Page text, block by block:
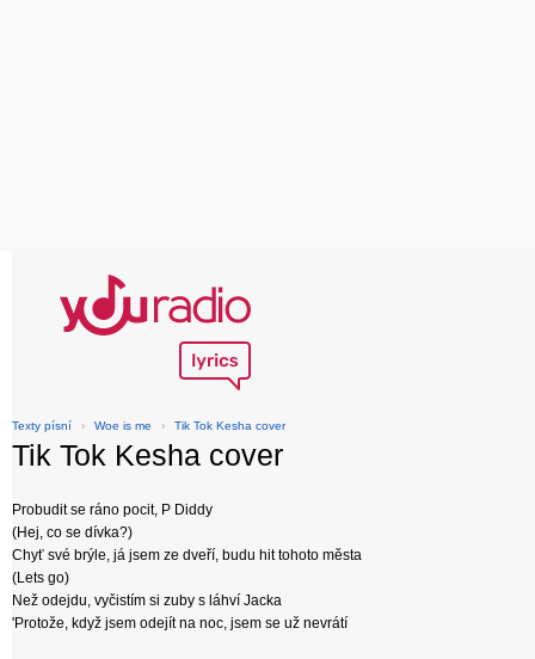
Texty písní › Woe is me › Tik Tok Kesha cover
Tik Tok Kesha cover
Probudit se ráno pocit, P Diddy
(Hej, co se dívka?)
Chyť své brýle, já jsem ze dveří, budu hit tohoto města
(Lets go)
Než odejdu, vyčistím si zuby s láhví Jacka
'Protože, když jsem odejít na noc, jsem se už nevrátí